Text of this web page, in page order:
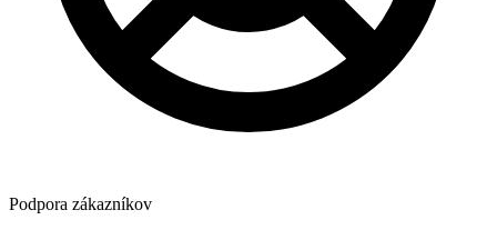
Podpora zákazníkov